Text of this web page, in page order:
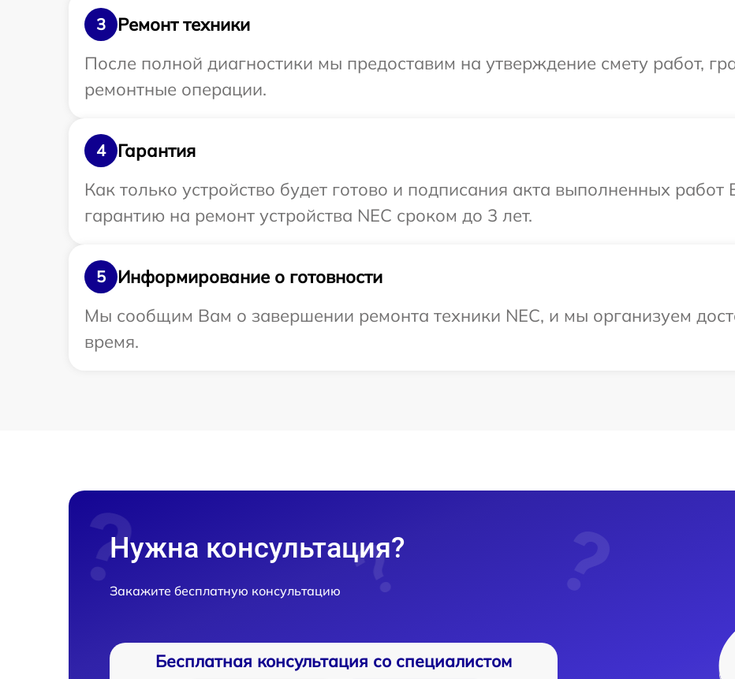
3
Ремонт техники
После полной диагностики мы предоставим на утверждение смету работ,
ремонтные операции.
4
Гарантия
Как только устройство будет готово и подписания акта выполненных
гарантию на ремонт устройства NEC сроком до 3 лет.
5
Информирование о готовности
Мы сообщим Вам о завершении ремонта техники NEC, и мы организуем
время.
Нужна консультация?
Закажите бесплатную консультацию
Бесплатная консультация со специалистом